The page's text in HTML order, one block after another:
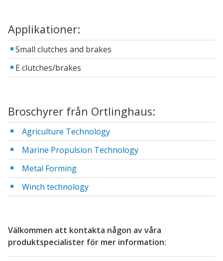
Applikationer:
Small clutches and brakes
E clutches/brakes
Broschyrer från Ortlinghaus:
Agriculture Technology
Marine Propulsion Technology
Metal Forming
Winch technology
Välkommen att kontakta någon av våra
produktspecialister för mer information: